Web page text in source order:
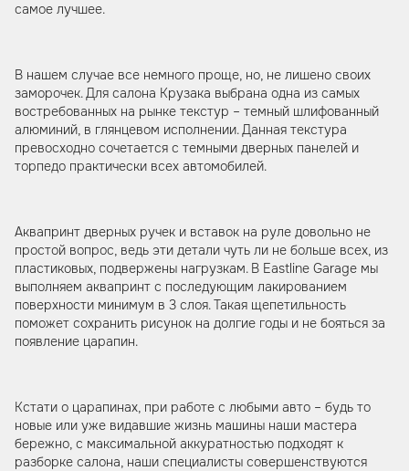
самое лучшее.
В нашем случае все немного проще, но, не лишено своих
заморочек. Для салона Крузака выбрана одна из самых
востребованных на рынке текстур – темный шлифованный
алюминий, в глянцевом исполнении. Данная текстура
превосходно сочетается с темными дверных панелей и
торпедо практически всех автомобилей.
Аквапринт дверных ручек и вставок на руле довольно не
простой вопрос, ведь эти детали чуть ли не больше всех, из
пластиковых, подвержены нагрузкам. В Eastline Garage мы
выполняем аквапринт с последующим лакированием
поверхности минимум в 3 слоя. Такая щепетильность
поможет сохранить рисунок на долгие годы и не бояться за
появление царапин.
Кстати о царапинах, при работе с любыми авто – будь то
новые или уже видавшие жизнь машины наши мастера
бережно, с максимальной аккуратностью подходят к
разборке салона, наши специалисты совершенствуются